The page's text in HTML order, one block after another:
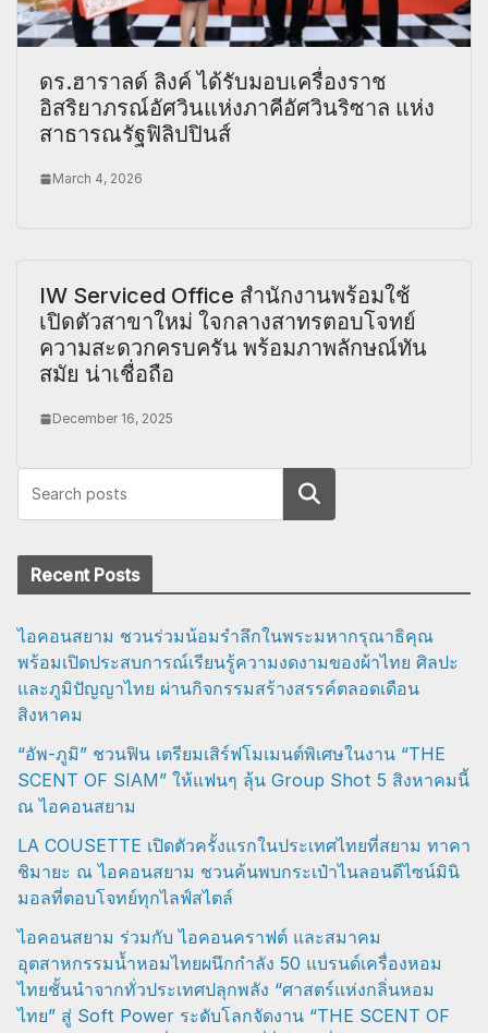
ดร.ฮาราลด์ ลิงค์ ได้รับมอบเครื่องราช
อิสริยาภรณ์อัศวินแห่งภาคีอัศวินริซาล แห่ง
สาธารณรัฐฟิลิปปินส์
March 4, 2026
IW Serviced Office สำนักงานพร้อมใช้
เปิดตัวสาขาใหม่ ใจกลางสาทรตอบโจทย์
ความสะดวกครบครัน พร้อมภาพลักษณ์ทัน
สมัย น่าเชื่อถือ
December 16, 2025
Search
Recent Posts
ไอคอนสยาม ชวนร่วมน้อมรำลึกในพระมหากรุณาธิคุณ
พร้อมเปิดประสบการณ์เรียนรู้ความงดงามของผ้าไทย ศิลปะ
และภูมิปัญญาไทย ผ่านกิจกรรมสร้างสรรค์ตลอดเดือน
สิงหาคม
“อัพ-ภูมิ” ชวนฟิน เตรียมเสิร์ฟโมเมนต์พิเศษในงาน “THE
SCENT OF SIAM” ให้แฟนๆ ลุ้น Group Shot 5 สิงหาคมนี้
ณ ไอคอนสยาม
LA COUSETTE เปิดตัวครั้งแรกในประเทศไทยที่สยาม ทาคา
ชิมายะ ณ ไอคอนสยาม ชวนค้นพบกระเป๋าไนลอนดีไซน์มินิ
มอลที่ตอบโจทย์ทุกไลฟ์สไตล์
ไอคอนสยาม ร่วมกับ ไอคอนคราฟต์ และสมาคม
อุตสาหกรรมน้ำหอมไทยผนึกกำลัง 50 แบรนด์เครื่องหอม
ไทยชั้นนำจากทั่วประเทศปลุกพลัง “ศาสตร์แห่งกลิ่นหอม
ไทย” สู่ Soft Power ระดับโลกจัดงาน “THE SCENT OF